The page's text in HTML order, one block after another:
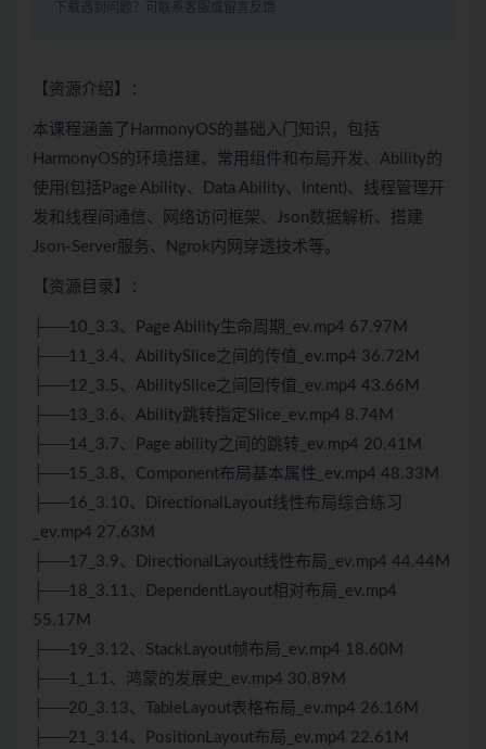
下载遇到问题？可联系客服或留言反馈
【资源介绍】：
本课程涵盖了HarmonyOS的基础入门知识，包括
HarmonyOS的环境搭建、常用组件和布局开发、Ability的
使用(包括Page Ability、Data Ability、Intent)、线程管理开
发和线程间通信、网络访问框架、Json数据解析、搭建
Json-Server服务、Ngrok内网穿透技术等。
【资源目录】：
├──10_3.3、Page Ability生命周期_ev.mp4 67.97M
├──11_3.4、AbilitySlice之间的传值_ev.mp4 36.72M
├──12_3.5、AbilitySlice之间回传值_ev.mp4 43.66M
├──13_3.6、Ability跳转指定Slice_ev.mp4 8.74M
├──14_3.7、Page ability之间的跳转_ev.mp4 20.41M
├──15_3.8、Component布局基本属性_ev.mp4 48.33M
├──16_3.10、DirectionalLayout线性布局综合练习
_ev.mp4 27.63M
├──17_3.9、DirectionalLayout线性布局_ev.mp4 44.44M
├──18_3.11、DependentLayout相对布局_ev.mp4
55.17M
├──19_3.12、StackLayout帧布局_ev.mp4 18.60M
├──1_1.1、鸿蒙的发展史_ev.mp4 30.89M
├──20_3.13、TableLayout表格布局_ev.mp4 26.16M
├──21_3.14、PositionLayout布局_ev.mp4 22.61M